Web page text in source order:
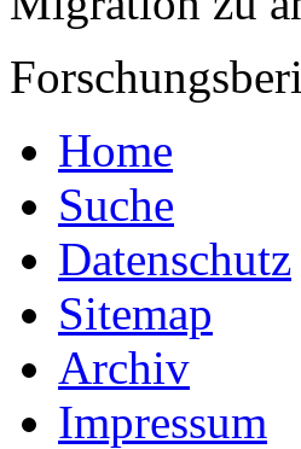
Home
Suche
Datenschutz
Sitemap
Archiv
Impressum